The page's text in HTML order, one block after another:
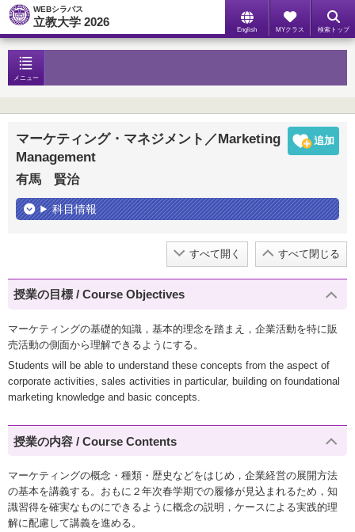
WEBシラバス
立教大学 2026
English MYクラス 検索トップ
メニュー
マーケティング・マネジメント／Marketing
Management
有馬 賢治
科目情報
すべて開く すべて閉じる
授業の目標 / Course Objectives
マーケティングの基礎的知識，基本的理念を踏まえ，企業活動を特に販
売活動の側面から理解できるようにする。
Students will be able to understand these concepts from the aspect of
corporate activities, sales activities in particular, building on foundational
marketing knowledge and basic concepts.
授業の内容 / Course Contents
マーケティングの概念・種類・歴史などをはじめ，企業経営の展開方法
の基本を講義する。おもに２年次春学期での履修が見込まれるため，知
識習得を確実なものにできるように概念の説明，ケースによる実践的理
解に配慮して講義を進める。